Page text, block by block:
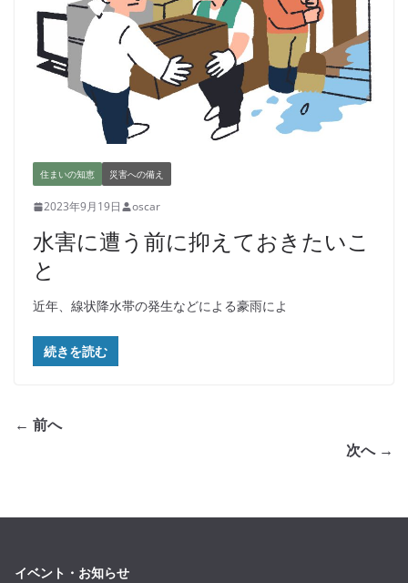
住まいの知恵 災害への備え
2023年9月19日 oscar
水害に遭う前に抑えておきたいこ
と
近年、線状降水帯の発生などによる豪雨によ
続きを読む
← 前へ
次へ →
イベント・お知らせ